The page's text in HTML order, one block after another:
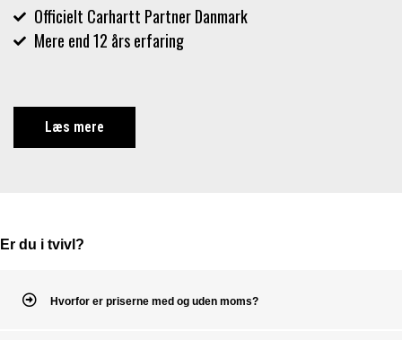
Officielt Carhartt Partner Danmark
Mere end 12 års erfaring
Læs mere
Er du i tvivl?
Hvorfor er priserne med og uden moms?